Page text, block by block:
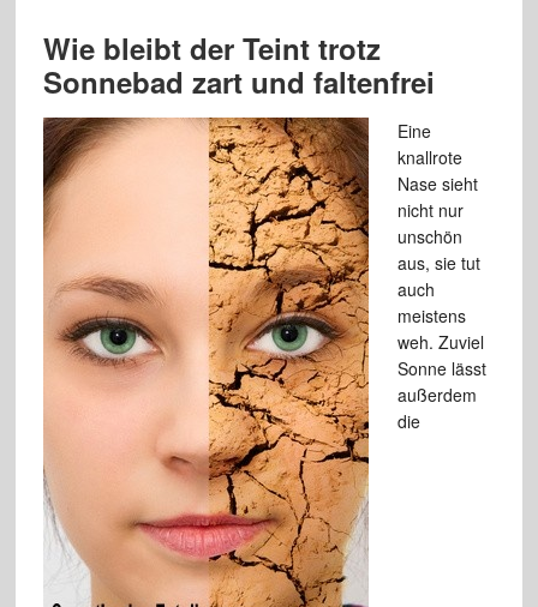
Wie bleibt der Teint trotz
Sonnebad zart und faltenfrei
Eine
knallrote
Nase sieht
nicht nur
unschön
aus, sie tut
auch
meistens
weh. Zuviel
Sonne lässt
außerdem
die